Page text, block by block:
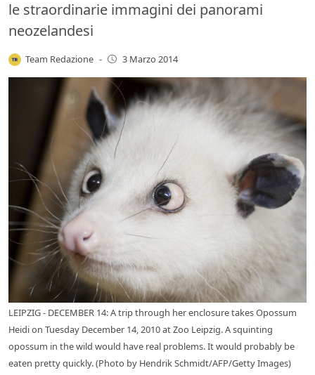
le straordinarie immagini dei panorami
neozelandesi
Team Redazione - 3 Marzo 2014
LEIPZIG - DECEMBER 14: A trip through her enclosure takes Opossum
Heidi on Tuesday December 14, 2010 at Zoo Leipzig. A squinting
opossum in the wild would have real problems. It would probably be
eaten pretty quickly. (Photo by Hendrik Schmidt/AFP/Getty Images)